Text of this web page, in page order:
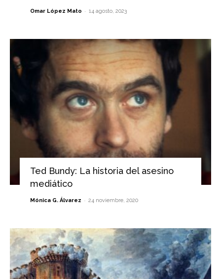
Omar López Mato - 14 agosto, 2023
Ted Bundy: La historia del asesino
mediático
Mónica G. Álvarez - 24 noviembre, 2020